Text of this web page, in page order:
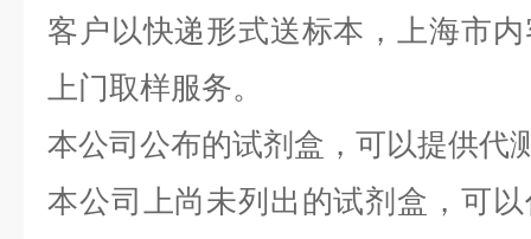
客户以快递形式送标本，上海市
上门取样服务。
本公司公布的试剂盒，可以提供代
本公司上尚未列出的试剂盒，可